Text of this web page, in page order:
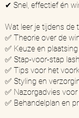
✔ Snel, effectief én
Wat leer je tijdens de
✅ Theorie over de
✅ Keuze en
✅ Stap-voor-stap
✅ Tips voor het
✅ Styling en
✅ Nazorgadvies
✅ Behandelplan en